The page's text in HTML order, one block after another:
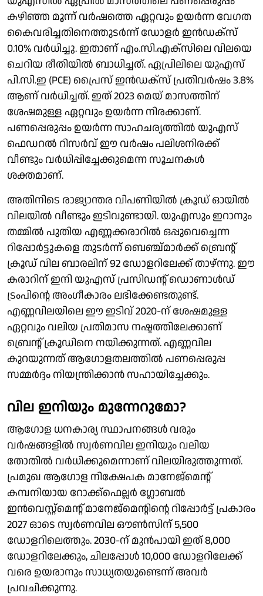
കഴിഞ്ഞ മൂന്ന് വര്‍ഷത്തെ ഏറ്റവും ഉയര്‍ന്ന വേഗത
കൈവരിച്ചതിനെത്തുടര്‍ന്ന് ഡോളര്‍ ഇന്‍ഡക്‌സ്
0.10% വര്‍ധിച്ചു. ഇതാണ് എം.സി.എക്‌സിലെ വിലയെ
ചെറിയ രീതിയില്‍ ബാധിച്ചത്. ഏപ്രിലിലെ യുഎസ്
പി.സി.ഇ (PCE) പ്രൈസ് ഇന്‍ഡക്‌സ് പ്രതിവര്‍ഷം 3.8%
ആണ് വര്‍ധിച്ചത്. ഇത് 2023 മെയ് മാസത്തിന്
ശേഷമുള്ള ഏറ്റവും ഉയര്‍ന്ന നിരക്കാണ്.
പണപ്പെരുപ്പം ഉയര്‍ന്ന സാഹചര്യത്തില്‍ യുഎസ്
ഫെഡറല്‍ റിസര്‍വ് ഈ വര്‍ഷം പലിശനിരക്ക്
വീണ്ടും വര്‍ധിപ്പിച്ചേക്കുമെന്ന സൂചനകള്‍
ശക്തമാണ്.
അതിനിടെ രാജ്യാന്തര വിപണിയില്‍ ക്രൂഡ് ഓയില്‍
വിലയില്‍ വീണ്ടും ഇടിവുണ്ടായി. യുഎസും ഇറാനും
തമ്മില്‍ പുതിയ എണ്ണക്കരാറില്‍ ഒപ്പുവെച്ചെന്ന
റിപ്പോര്‍ട്ടുകളെ തുടര്‍ന്ന് ബെഞ്ച്മാര്‍ക്ക് ബ്രെന്റ്
ക്രൂഡ് വില ബാരലിന് 92 ഡോളറിലേക്ക് താഴ്ന്നു. ഈ
കരാറിന് ഇനി യുഎസ് പ്രസിഡന്റ് ഡൊണാള്‍ഡ്
ട്രംപിന്റെ അംഗീകാരം ലഭിക്കേണ്ടതുണ്ട്.
എണ്ണവിലയിലെ ഈ ഇടിവ് 2020-ന് ശേഷമുള്ള
ഏറ്റവും വലിയ പ്രതിമാസ നഷ്ടത്തിലേക്കാണ്
ബ്രെന്റ് ക്രൂഡിനെ നയിക്കുന്നത്. എണ്ണവില
കുറയുന്നത് ആഗോളതലത്തില്‍ പണപ്പെരുപ്പ
സമ്മര്‍ദ്ദം നിയന്ത്രിക്കാന്‍ സഹായിച്ചേക്കും.
വില ഇനിയും മുന്നേറുമോ?
ആഗോള ധനകാര്യ സ്ഥാപനങ്ങള്‍ വരും
വര്‍ഷങ്ങളില്‍ സ്വര്‍ണവില ഇനിയും വലിയ
തോതില്‍ വര്‍ധിക്കുമെന്നാണ് വിലയിരുത്തുന്നത്.
പ്രമുഖ ആഗോള നിക്ഷേപക മാനേജ്മെന്റ്
കമ്പനിയായ റോക്ക്ഫെല്ലര്‍ ഗ്ലോബല്‍
ഇന്‍വെസ്റ്റ്മെന്റ് മാനേജ്മെന്റിന്റെ റിപ്പോര്‍ട്ട് പ്രകാരം
2027 ഓടെ സ്വര്‍ണവില ഔണ്‍സിന് 5,500
ഡോളറിലെത്തും. 2030-ന് മുന്‍പായി ഇത് 8,000
ഡോളറിലേക്കും, ചിലപ്പോള്‍ 10,000 ഡോളറിലേക്ക്
വരെ ഉയരാനും സാധ്യതയുണ്ടെന്ന് അവര്‍
പ്രവചിക്കുന്നു.